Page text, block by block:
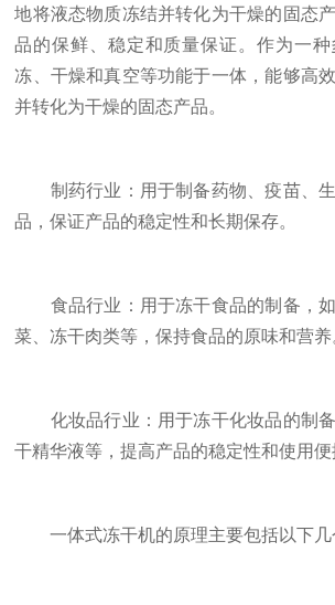
地将液态物质冻结并转化为干燥的固态
品的保鲜、稳定和质量保证。作为一
冻、干燥和真空等功能于一体，能够高
并转化为干燥的固态产品。
制药行业：用于制备药物、疫苗、生
品，保证产品的稳定性和长期保存。
食品行业：用于冻干食品的制备，如
菜、冻干肉类等，保持食品的原味和营养
化妆品行业：用于冻干化妆品的制备
干精华液等，提高产品的稳定性和使用便
一体式冻干机的原理主要包括以下几